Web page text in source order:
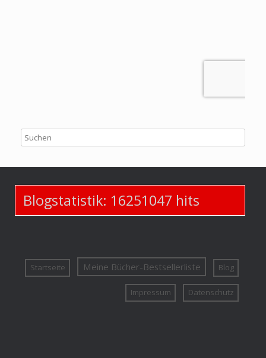
Blogstatistik: 16251047 hits
Startseite Meine Bücher-Bestsellerliste Blog
Impressum Datenschutz